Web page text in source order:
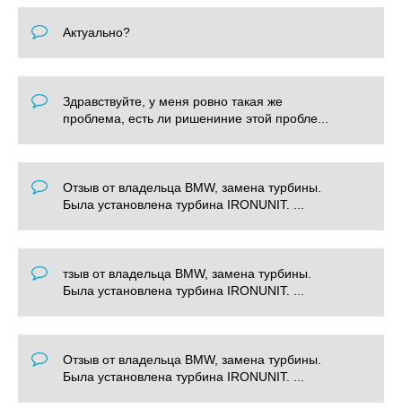
Актуально?
Здравствуйте, у меня ровно такая же
проблема, есть ли ришениние этой пробле...
Отзыв от владельца BMW, замена турбины.
Была установлена турбина IRONUNIT. ...
тзыв от владельца BMW, замена турбины.
Была установлена турбина IRONUNIT. ...
Отзыв от владельца BMW, замена турбины.
Была установлена турбина IRONUNIT. ...